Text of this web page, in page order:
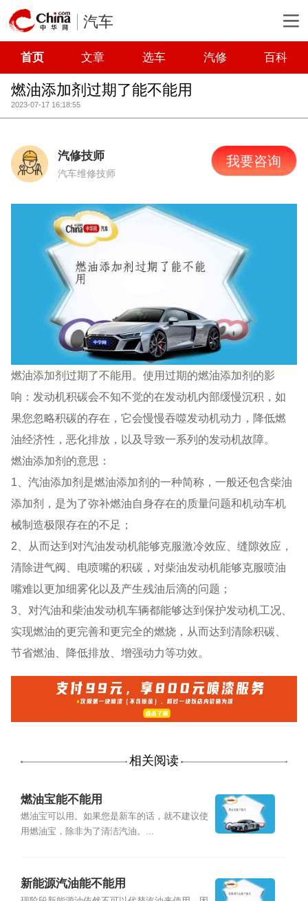
汽车
首页 文章 选车 汽修 百科
燃油添加剂过期了能不能用
2023-07-17 16:18:55
汽修技师
汽车维修技师
我要咨询
燃油添加剂过期了不能用。使用过期的燃油添加剂的影
响：发动机积碳会不知不觉的在发动机内部缓慢沉积，如
果您忽略积碳的存在，它会慢慢吞噬发动机动力，降低燃
油经济性，恶化排放，以及导致一系列的发动机故障。
燃油添加剂的意思：
1、汽油添加剂是燃油添加剂的一种简称，一般还包含柴油
添加剂，是为了弥补燃油自身存在的质量问题和机动车机
械制造极限存在的不足；
2、从而达到对汽油发动机能够克服激冷效应、缝隙效应，
清除进气阀、电喷嘴的积碳，对柴油发动机能够克服喷油
嘴难以更加细雾化以及产生残油后滴的问题；
3、对汽油和柴油发动机车辆都能够达到保护发动机工况、
实现燃油的更完善和更完全的燃烧，从而达到清除积碳、
节省燃油、降低排放、增强动力等功效。
相关阅读
燃油宝能不能用
燃油宝可以用。如果您是新车的话，就不建议使
用燃油宝，除非为了清洁汽油。...
新能源汽油能不能用